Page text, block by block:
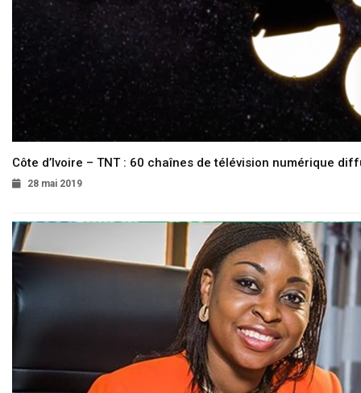
Côte d’Ivoire – TNT : 60 chaînes de télévision numérique
28 mai 2019